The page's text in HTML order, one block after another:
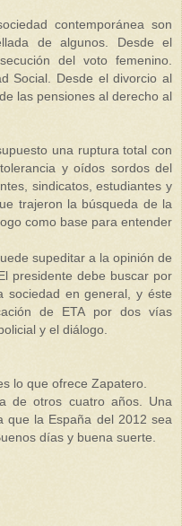
contemporánea son
de algunos. Desde el
del voto femenino.
Social. Desde el divorcio al
las pensiones al derecho al
una ruptura total con
y oídos sordos del
sindicatos, estudiantes y
trajeron la búsqueda de la
como base para entender
supeditar a la opinión de
presidente debe buscar por
en general, y éste
de ETA por dos vías
y el diálogo.
lo que ofrece Zapatero.
de otros cuatro años. Una
que la España del 2012 sea
días y buena suerte.